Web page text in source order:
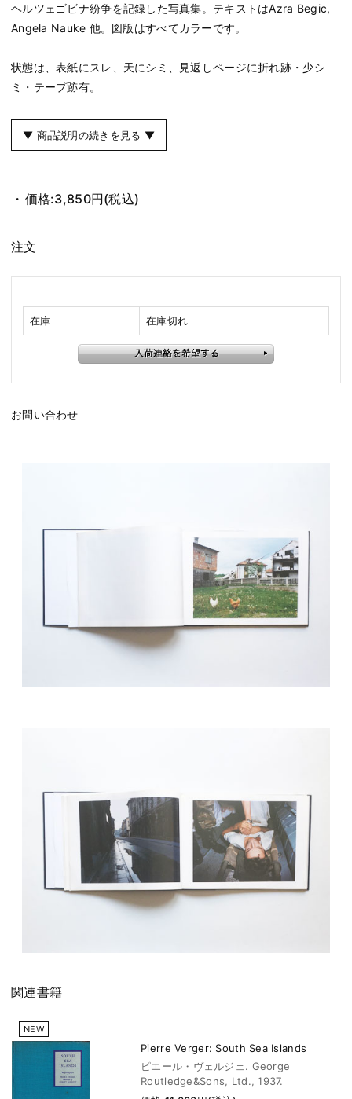
ヘルツェゴビナ紛争を記録した写真集。テキストはAzra Begic,
Angela Nauke 他。図版はすべてカラーです。
状態は、表紙にスレ、天にシミ、見返しページに折れ跡・少シ
ミ・テープ跡有。
▼ 商品説明の続きを見る ▼
価格:3,850円(税込)
注文
在庫 在庫切れ
お問い合わせ
関連書籍
NEW
Pierre Verger: South Sea Islands
ピエール・ヴェルジェ. George
Routledge&Sons, Ltd., 1937.